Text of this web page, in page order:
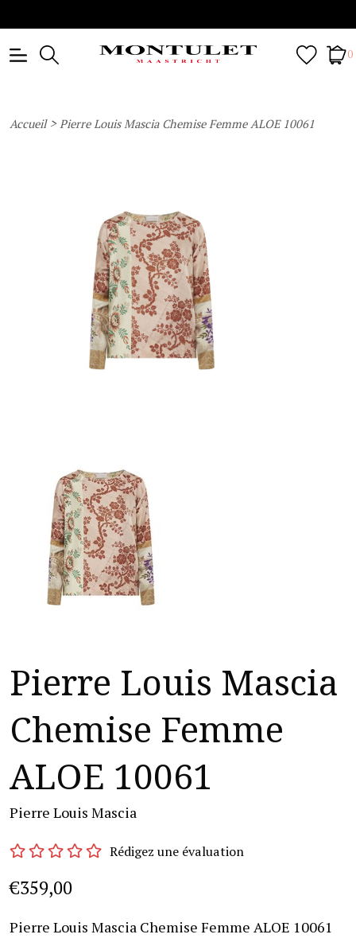
0
Accueil>Pierre Louis Mascia Chemise Femme ALOE 10061
Pierre Louis Mascia
Chemise Femme
ALOE 10061
Pierre Louis Mascia
Rédigez une évaluation
€359,00
Pierre Louis Mascia Chemise Femme ALOE 10061